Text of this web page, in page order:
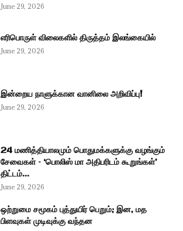
June 29, 2026
எரிபொருள் விலைகளில் திருத்தம் இலங்கையில்
June 29, 2026
இன்றைய நாளுக்கான வானிலை அறிவிப்பு!
June 29, 2026
24 மணித்தியாலமும் பொதுமக்களுக்கு வழங்கும்
சேவைகள் – ‘பொலிஸ் மா அதிபரிடம் கூறுங்கள்’
திட்டம்...
June 29, 2026
ஒற்றுமை சமூகம் புத்துயிர் பெறும்; இன, மத
பிளவுகள் முடிவுக்கு வந்தன